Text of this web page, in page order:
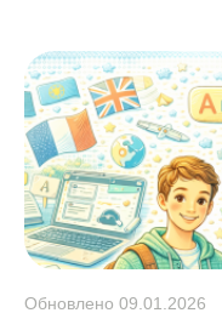
Обновлено 09.01.2026